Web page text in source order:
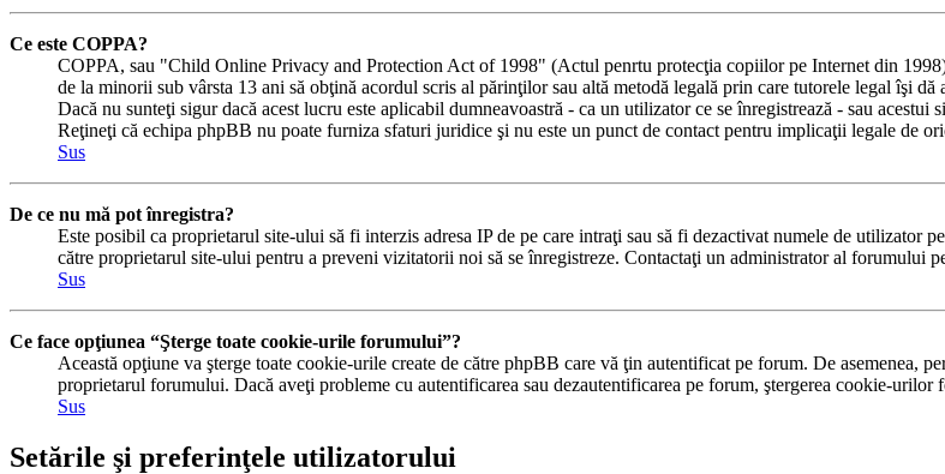
Ce este COPPA?
COPPA, sau "Child Online Privacy and Protection Act of 1998" (Actul penrtu protecţia copiilor pe Internet din
de la minorii sub vârsta 13 ani să obţină acordul scris al părinţilor sau altă metodă legală prin care tutorele legal îşi
Dacă nu sunteţi sigur dacă acest lucru este aplicabil dumneavoastră - ca un utilizator ce se înregistrează - sau
Reţineţi că echipa phpBB nu poate furniza sfaturi juridice şi nu este un punct de contact pentru implicaţii legale de
Sus
De ce nu mă pot înregistra?
Este posibil ca proprietarul site-ului să fi interzis adresa IP de pe care intraţi sau să fi dezactivat numele de utilizator
către proprietarul site-ului pentru a preveni vizitatorii noi să se înregistreze. Contactaţi un administrator al forumului
Sus
Ce face opţiunea “Şterge toate cookie-urile forumului”?
Această opţiune va şterge toate cookie-urile create de către phpBB care vă ţin autentificat pe forum. De asemenea,
proprietarul forumului. Dacă aveţi probleme cu autentificarea sau dezautentificarea pe forum, ştergerea cookie-urilor
Sus
Setările şi preferinţele utilizatorului